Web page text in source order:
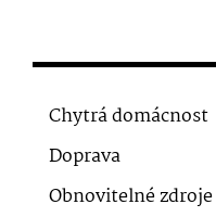
Chytrá domácnost
Doprava
Obnovitelné zdroje